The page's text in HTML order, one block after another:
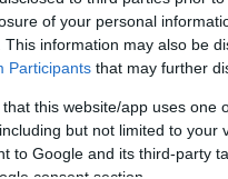
of your personal
This information may also be
Participants that may further
that this website/app uses
but not limited to your
to Google and its third-party
πρόκριση
απόψε (20:30, ΕΡΤ2,
έκπληξη που...